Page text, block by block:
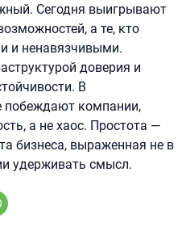
Сегодня выигрывают
а те, кто
и ненавязчивыми.
доверия и
В
побеждают компании,
а не хаос. Простота —
бизнеса, выраженная не в
удерживать смысл.